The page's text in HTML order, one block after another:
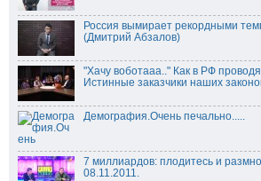
Россия вымирает рекордными
(Дмитрий Абзалов)
"Хачу воботааа.." Как в РФ
Истинные заказчики наших
Демография.Очень печально.....
7 миллиардов: плодитесь и
08.11.2011.